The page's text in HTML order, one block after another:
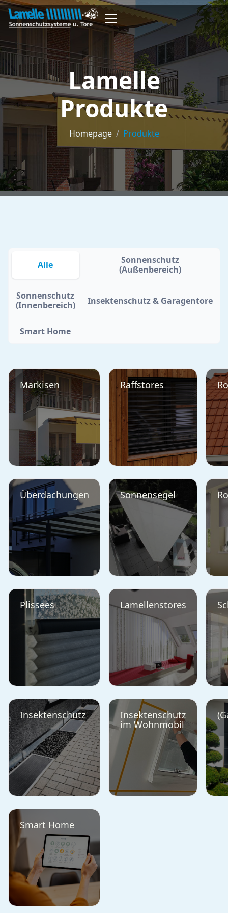
Lamelle
Produkte
Homepage / Produkte
Alle
Sonnenschutz
(Außenbereich)
Sonnenschutz
(Innenbereich)
Insektenschutz & Garagentore
Smart Home
Markisen Raffstores
Überdachungen Sonnensegel
Plissees Lamellenstores
Insektenschutz Insektenschutz
im Wohnmobil
Smart Home